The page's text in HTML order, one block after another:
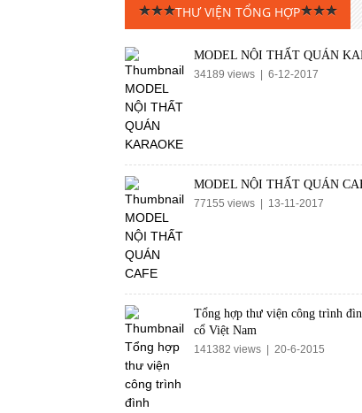
THƯ VIỆN TỔNG HỢP
MODEL NỘI THẤT QUÁN
34189 views | 6-12-2017
MODEL NỘI THẤT QUÁN
77155 views | 13-11-2017
Tổng hợp thư viện công trình
cổ Việt Nam
141382 views | 20-6-2015